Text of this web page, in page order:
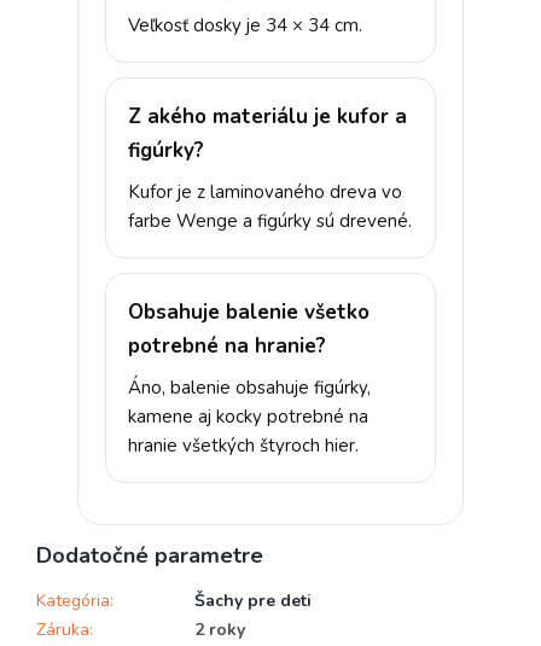
Veľkosť dosky je 34 × 34 cm.
Z akého materiálu je kufor a
figúrky?
Kufor je z laminovaného dreva vo
farbe Wenge a figúrky sú drevené.
Obsahuje balenie všetko
potrebné na hranie?
Áno, balenie obsahuje figúrky,
kamene aj kocky potrebné na
hranie všetkých štyroch hier.
Dodatočné parametre
Kategória:
Šachy pre deti
Záruka:
2 roky